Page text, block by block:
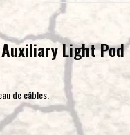
Auxiliary Light
de câbles.